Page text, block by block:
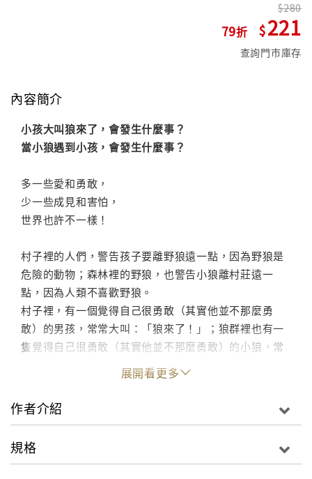
79
280
221
查詢門市庫存
內容簡介
小孩大叫狼來了，會發生什麼事？
當小狼遇到小孩，會發生什麼事？
多一些愛和勇敢，
少一些成見和害怕，
世界也許不一樣！
村子裡的人們，警告孩子要離野狼遠一點，因為野狼是
危險的動物；森林裡的野狼，也警告小狼離村莊遠一
點，因為人類不喜歡野狼。
村子裡，有一個覺得自己很勇敢（其實他並不那麼勇
敢）的男孩，常常大叫：「狼來了！」；狼群裡也有一
隻覺得自己很勇敢（其實他並不那麼勇敢）的小狼，常
有一天，男孩與小狼相遇，意想不到的事情發生了……
◎經典寓言《狼來了！》最新穎創意的改寫，讓總大叫
不意的相遇！
展開看更多
作者介紹
規格